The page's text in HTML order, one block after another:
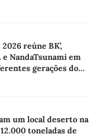
reúne BK’,
e NandaTsunami em
gerações do
um local deserto na
toneladas de